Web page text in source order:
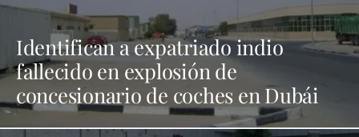
Identifican a expatriado indio
fallecido en explosión de
concesionario de coches en Dubái